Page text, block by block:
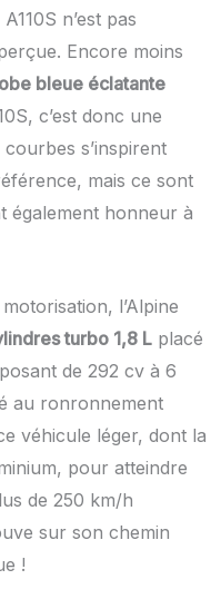
n’est pas
Encore moins
bleue éclatante
c’est donc une
s’inspirent
mais ce sont
également honneur à
l’Alpine
turbo 1,8 L placé
de 292 cv à 6
au ronronnement
véhicule léger, dont la
pour atteindre
de 250 km/h
sur son chemin
!